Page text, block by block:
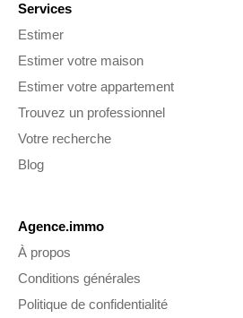
Services
Estimer
Estimer votre maison
Estimer votre appartement
Trouvez un professionnel
Votre recherche
Blog
Agence.immo
À propos
Conditions générales
Politique de confidentialité